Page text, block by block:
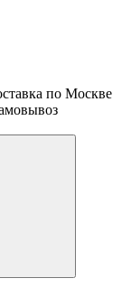
по Москве